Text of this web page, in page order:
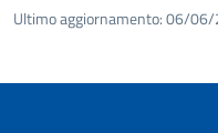
Ultimo aggiornamento:06/06/